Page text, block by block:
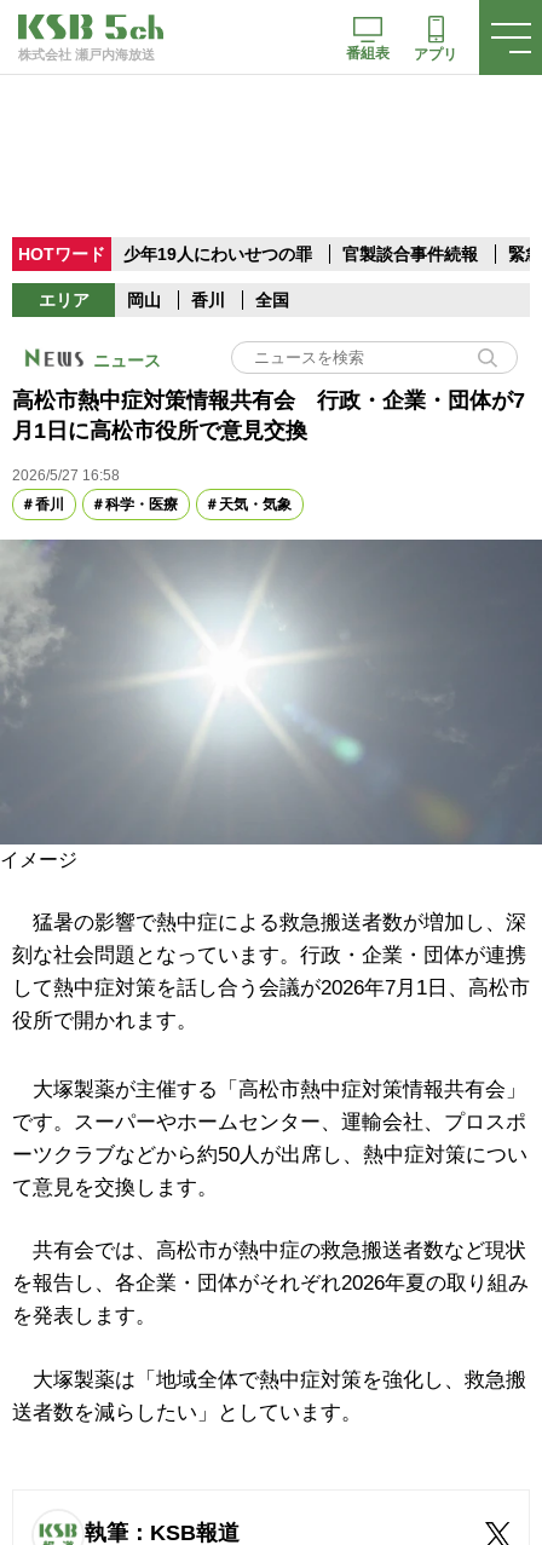
株式会社 瀬戸内海放送 番組表 アプリ
HOTワード 少年19人にわいせつの罪 官製談合事件続報 緊
エリア 岡山 香川 全国
ニュース
高松市熱中症対策情報共有会 行政・企業・団体が7
月1日に高松市役所で意見交換
2026/5/27 16:58
香川
科学・医療 天気・気象
イメージ
猛暑の影響で熱中症による救急搬送者数が増加し、深
刻な社会問題となっています。行政・企業・団体が連携
して熱中症対策を話し合う会議が2026年7月1日、高松市
役所で開かれます。
大塚製薬が主催する「高松市熱中症対策情報共有会」
です。スーパーやホームセンター、運輸会社、プロスポ
ーツクラブなどから約50人が出席し、熱中症対策につい
て意見を交換します。
共有会では、高松市が熱中症の救急搬送者数など現状
を報告し、各企業・団体がそれぞれ2026年夏の取り組み
を発表します。
大塚製薬は「地域全体で熱中症対策を強化し、救急搬
送者数を減らしたい」としています。
執筆：KSB報道